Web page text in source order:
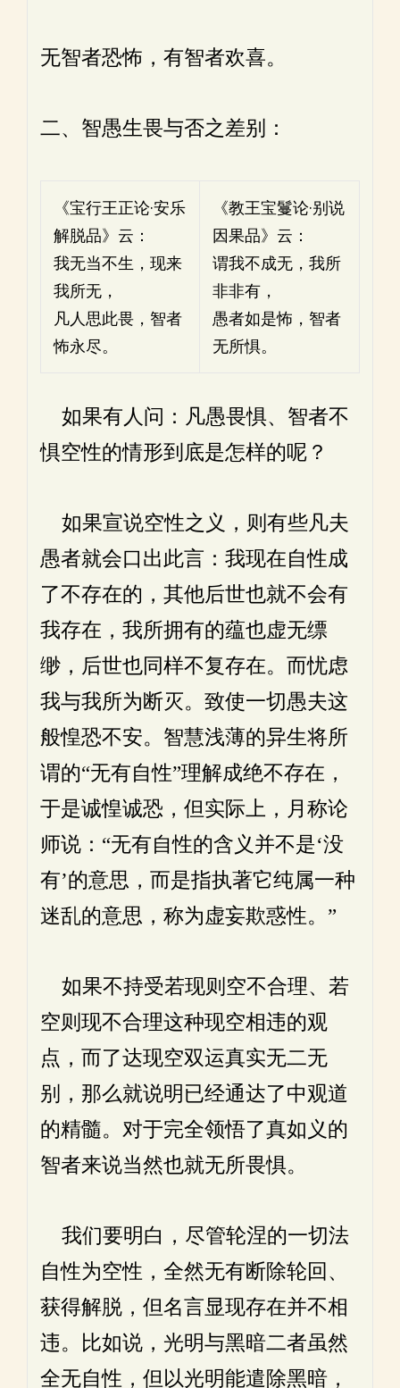
无智者恐怖，有智者欢喜。
二、智愚生畏与否之差别：
《宝行王正论·安乐
解脱品》云：
我无当不生，现来
我所无，
凡人思此畏，智者
怖永尽。
《教王宝鬘论·别说
因果品》云：
谓我不成无，我所
非非有，
愚者如是怖，智者
无所惧。
如果有人问：凡愚畏惧、智者不
惧空性的情形到底是怎样的呢？
如果宣说空性之义，则有些凡夫
愚者就会口出此言：我现在自性成
了不存在的，其他后世也就不会有
我存在，我所拥有的蕴也虚无缥
缈，后世也同样不复存在。而忧虑
我与我所为断灭。致使一切愚夫这
般惶恐不安。智慧浅薄的异生将所
谓的“无有自性”理解成绝不存在，
于是诚惶诚恐，但实际上，月称论
师说：“无有自性的含义并不是‘没
有’的意思，而是指执著它纯属一种
迷乱的意思，称为虚妄欺惑性。”
如果不持受若现则空不合理、若
空则现不合理这种现空相违的观
点，而了达现空双运真实无二无
别，那么就说明已经通达了中观道
的精髓。对于完全领悟了真如义的
智者来说当然也就无所畏惧。
我们要明白，尽管轮涅的一切法
自性为空性，全然无有断除轮回、
获得解脱，但名言显现存在并不相
违。比如说，光明与黑暗二者虽然
全无自性，但以光明能遣除黑暗，